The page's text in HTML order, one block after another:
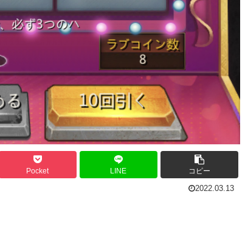
Pocket LINE コピー
2022.03.13